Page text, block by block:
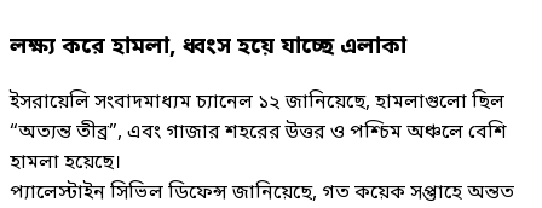
লক্ষ্য করে হামলা, ধ্বংস হয়ে যাচ্ছে এলাকা
ইসরায়েলি সংবাদমাধ্যম চ্যানেল ১২ জানিয়েছে, হামলাগুলো ছিল
“অত্যন্ত তীব্র”, এবং গাজার শহরের উত্তর ও পশ্চিম অঞ্চলে বেশি
হামলা হয়েছে।
প্যালেস্টাইন সিভিল ডিফেন্স জানিয়েছে, গত কয়েক সপ্তাহে অন্তত